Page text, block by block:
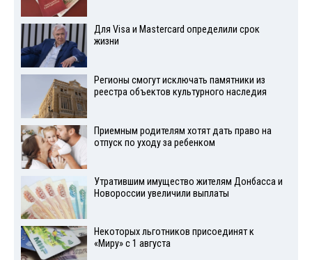
Для Visа и Mastercard определили срок
жизни
Регионы смогут исключать памятники из
реестра объектов культурного наследия
Приемным родителям хотят дать право на
отпуск по уходу за ребенком
Утратившим имущество жителям Донбасса и
Новороссии увеличили выплаты
Некоторых льготников присоединят к
«Миру» с 1 августа